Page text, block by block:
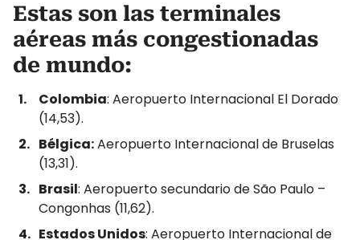
Estas son las terminales
aéreas más congestionadas
de mundo:
Colombia: Aeropuerto Internacional El Dorado
(14,53).
Bélgica:Aeropuerto Internacional de Bruselas
(13,31).
Brasil: Aeropuerto secundario de São Paulo –
Congonhas (11,62).
Estados Unidos: Aeropuerto Internacional de